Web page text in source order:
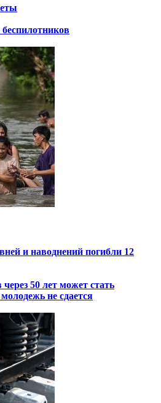
и наводнений погибли 12
50 лет может стать
не сдается